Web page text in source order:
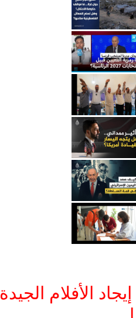
الأفلام الجيدة